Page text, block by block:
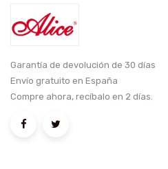
Garantía de devolución de 30 días
Envío gratuito en España
Compre ahora, recíbalo en 2 días.